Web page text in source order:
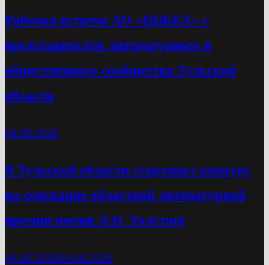
Рабочая встреча АО «ЩЖКХ» с
представителем литературного и
общественного сообщества Тульской
области
04.08.2026
В Тульской области стартовал конкурс
на соискание областной литературной
премии имени Л.Н. Толстого
04.08.202604.08.2026